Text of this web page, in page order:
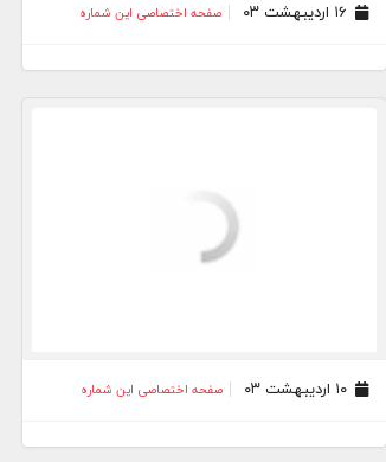
صفحه اختصاصی این شماره
۱۰ اردیبهشت ۰۳ صفحه اختصاصی این شماره